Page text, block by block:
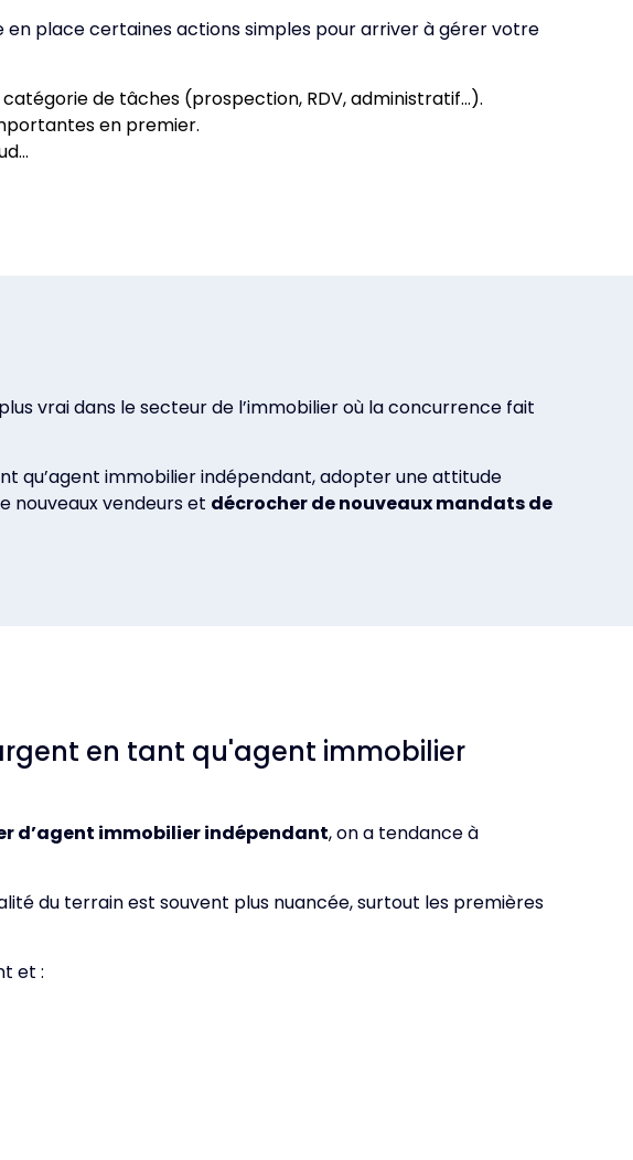
place certaines actions simples pour arriver à gérer votre
de tâches (prospection, RDV, administratif…).
en premier.
vrai dans le secteur de l’immobilier où la concurrence fait
qu’agent immobilier indépendant, adopter une attitude
nouveaux vendeurs et décrocher de nouveaux mandats de
en tant qu'agent immobilier
d’agent immobilier indépendant, on a tendance à
du terrain est souvent plus nuancée, surtout les premières
et :